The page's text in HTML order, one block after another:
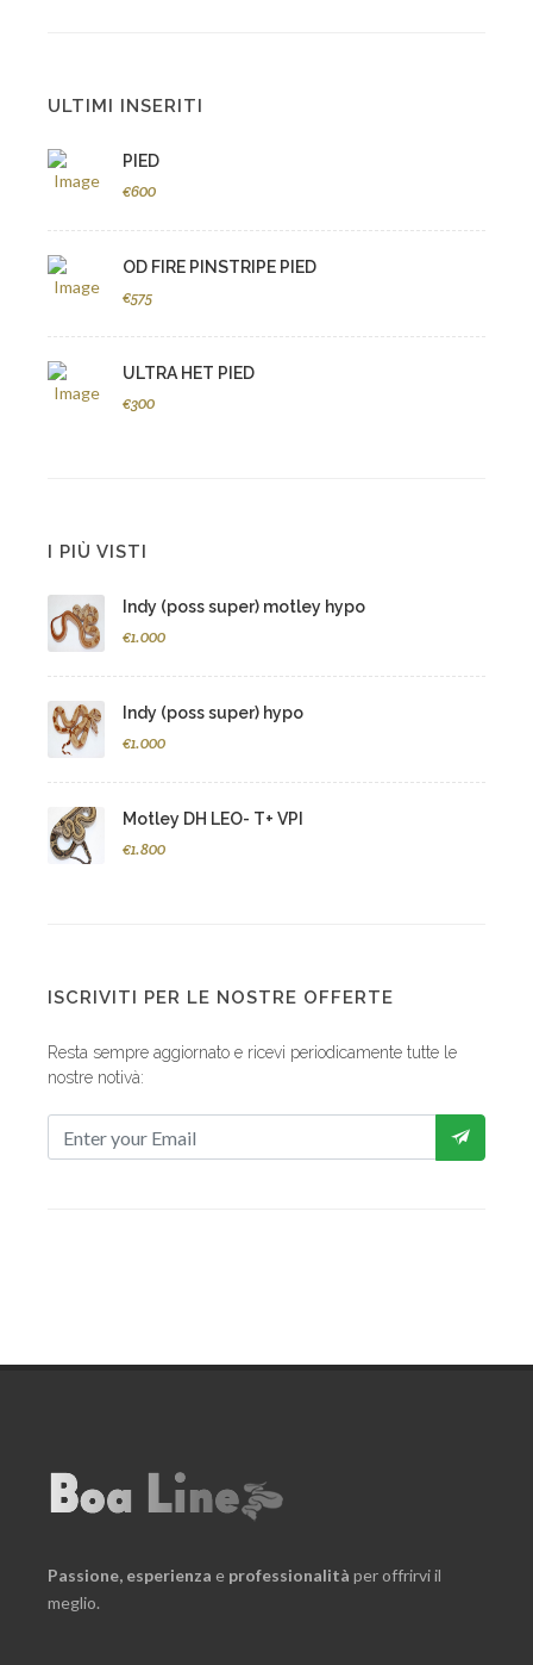
ULTIMI INSERITI
PIED
€600
OD FIRE PINSTRIPE PIED
€575
ULTRA HET PIED
€300
I PIÙ VISTI
Indy (poss super) motley hypo
€1.000
Indy (poss super) hypo
€1.000
Motley DH LEO- T+ VPI
€1.800
ISCRIVITI PER LE NOSTRE OFFERTE
Resta sempre aggiornato e ricevi periodicamente tutte le
nostre notivà:
Passione, esperienza e professionalità per offrirvi il
meglio.